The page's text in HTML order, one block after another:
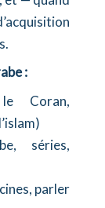
:
Coran,
séries,
parler